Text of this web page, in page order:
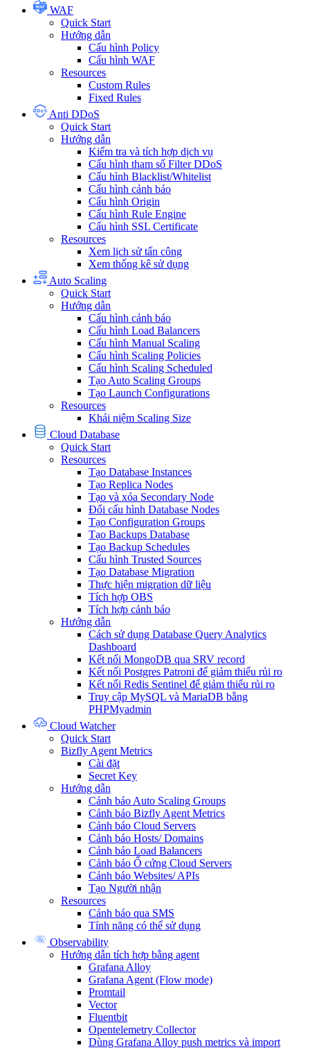
WAF
Quick Start
Hướng dẫn
Cấu hình Policy
Cấu hình WAF
Resources
Custom Rules
Fixed Rules
Anti DDoS
Quick Start
Hướng dẫn
Kiểm tra và tích hợp dịch vụ
Cấu hình tham số Filter DDoS
Cấu hình Blacklist/Whitelist
Cấu hình cảnh báo
Cấu hình Origin
Cấu hình Rule Engine
Cấu hình SSL Certificate
Resources
Xem lịch sử tấn công
Xem thống kê sử dụng
Auto Scaling
Quick Start
Hướng dẫn
Cấu hình cảnh báo
Cấu hình Load Balancers
Cấu hình Manual Scaling
Cấu hình Scaling Policies
Cấu hình Scaling Scheduled
Tạo Auto Scaling Groups
Tạo Launch Configurations
Resources
Khái niệm Scaling Size
Cloud Database
Quick Start
Resources
Tạo Database Instances
Tạo Replica Nodes
Tạo và xóa Secondary Node
Đổi cấu hình Database Nodes
Tạo Configuration Groups
Tạo Backups Database
Tạo Backup Schedules
Cấu hình Trusted Sources
Tạo Database Migration
Thực hiện migration dữ liệu
Tích hợp OBS
Tích hợp cảnh báo
Hướng dẫn
Cách sử dụng Database Query Analytics
Dashboard
Kết nối MongoDB qua SRV record
Kết nối Postgres Patroni để giảm thiểu rủi ro
Kết nối Redis Sentinel để giảm thiểu rủi ro
Truy cập MySQL và MariaDB bằng
PHPMyadmin
Cloud Watcher
Quick Start
Bizfly Agent Metrics
Cài đặt
Secret Key
Hướng dẫn
Cảnh báo Auto Scaling Groups
Cảnh báo Bizfly Agent Metrics
Cảnh báo Cloud Servers
Cảnh báo Hosts/ Domains
Cảnh báo Load Balancers
Cảnh báo Ổ cứng Cloud Servers
Cảnh báo Websites/ APIs
Tạo Người nhận
Resources
Cảnh báo qua SMS
Tính năng có thể sử dụng
Observability
Hướng dẫn tích hợp bằng agent
Grafana Alloy
Grafana Agent (Flow mode)
Promtail
Vector
Fluentbit
Opentelemetry Collector
Dùng Grafana Alloy push metrics và import